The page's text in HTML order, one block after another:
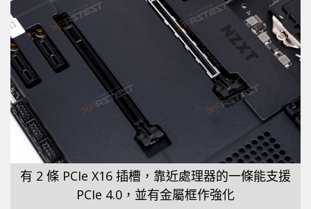
有 2 條 PCIe X16 插槽，靠近處理器的一條能支援
PCIe 4.0，並有金屬框作強化